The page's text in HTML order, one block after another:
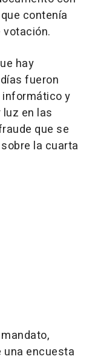
contenía
hay
fueron
y
en las
que se
la cuarta
una encuesta